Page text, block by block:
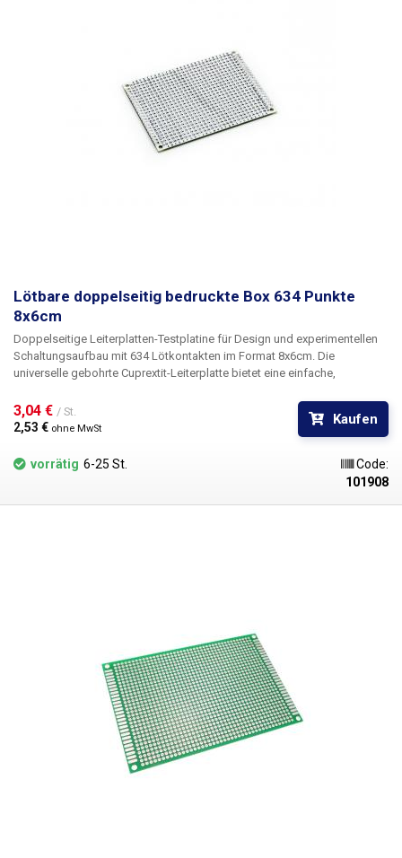
Lötbare doppelseitig bedruckte Box 634 Punkte
8x6cm
Doppelseitige Leiterplatten-Testplatine für Design und experimentellen
Schaltungsaufbau mit 634 Lötkontakten im Format 8x6cm.
universelle gebohrte Cuprextit-Leiterplatte bietet eine einfache,
Leiterplattenerstellung ohne aufwändiges Design, Ätzen und Bohren.
Einfach die vorgebohrte Leiterplatte mit Bauteilen bestücken, diese
verlöten und durch Verbinden der einzelnen Punkte oder Drahtbrücken
einen Zinnpfad zwischen ihnen herstellen. Im Vergleich zu lötfreien
Arrays bietet diese Lösung mehr Stabilität und Zuverlässigkeit.
3,04 € / St.
2,53 € ohne MwSt
Kaufen
vorrätig 6-25 St.
Code:
101908